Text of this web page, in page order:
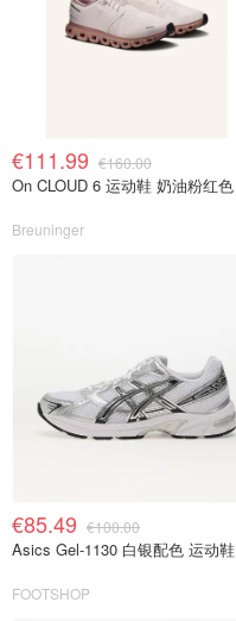
€111.99 €160.00
On CLOUD 6 运动鞋 奶油粉红色
Breuninger
€85.49 €100.00
Asics Gel-1130 白银配色 运动鞋
FOOTSHOP